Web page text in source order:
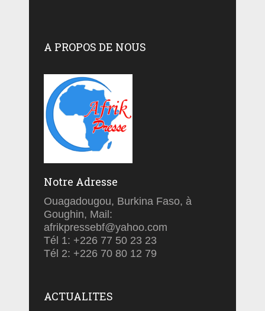
A PROPOS DE NOUS
Notre Adresse
Ouagadougou, Burkina Faso, à
Goughin, Mail:
afrikpressebf@yahoo.com
Tél 1: +226 77 50 23 23
Tél 2: +226 70 80 12 79
ACTUALITES